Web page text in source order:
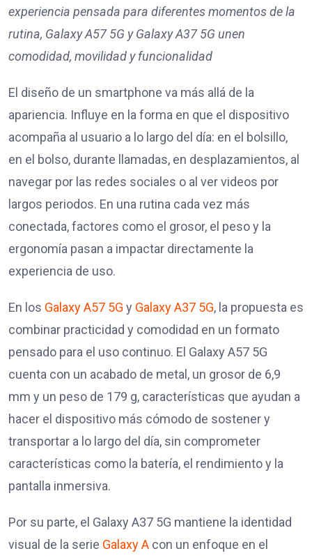
experiencia pensada para diferentes momentos de la
rutina, Galaxy A57 5G y Galaxy A37 5G unen
comodidad, movilidad y funcionalidad
El diseño de un smartphone va más allá de la
apariencia. Influye en la forma en que el dispositivo
acompaña al usuario a lo largo del día: en el bolsillo,
en el bolso, durante llamadas, en desplazamientos, al
navegar por las redes sociales o al ver videos por
largos periodos. En una rutina cada vez más
conectada, factores como el grosor, el peso y la
ergonomía pasan a impactar directamente la
experiencia de uso.
En los Galaxy A57 5G y Galaxy A37 5G, la propuesta es
combinar practicidad y comodidad en un formato
pensado para el uso continuo. El Galaxy A57 5G
cuenta con un acabado de metal, un grosor de 6,9
mm y un peso de 179 g, características que ayudan a
hacer el dispositivo más cómodo de sostener y
transportar a lo largo del día, sin comprometer
características como la batería, el rendimiento y la
pantalla inmersiva.
Por su parte, el Galaxy A37 5G mantiene la identidad
visual de la serie Galaxy A con un enfoque en el